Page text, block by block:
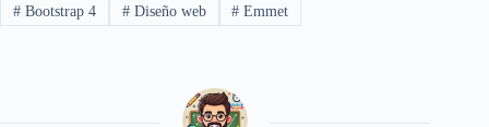
#Bootstrap 4 #Diseño web # Emmet